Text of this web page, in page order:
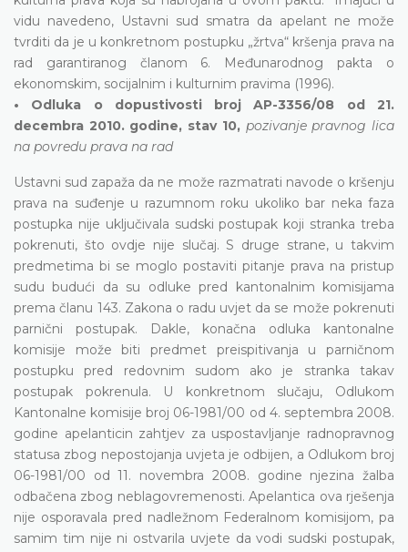
vidu navedeno, Ustavni sud smatra da apelant ne može
tvrditi da je u konkretnom postupku „žrtva“ kršenja prava na
rad garantiranog članom 6. Međunarodnog pakta o
ekonomskim, socijalnim i kulturnim pravima (1996).
• Odluka o dopustivosti broj AP-3356/08 od 21.
decembra 2010. godine, stav 10, pozivanje pravnog lica
na povredu prava na rad
Ustavni sud zapaža da ne može razmatrati navode o kršenju
prava na suđenje u razumnom roku ukoliko bar neka faza
postupka nije uključivala sudski postupak koji stranka treba
pokrenuti, što ovdje nije slučaj. S druge strane, u takvim
predmetima bi se moglo postaviti pitanje prava na pristup
sudu budući da su odluke pred kantonalnim komisijama
prema članu 143. Zakona o radu uvjet da se može pokrenuti
parnični postupak. Dakle, konačna odluka kantonalne
komisije može biti predmet preispitivanja u parničnom
postupku pred redovnim sudom ako je stranka takav
postupak pokrenula. U konkretnom slučaju, Odlukom
Kantonalne komisije broj 06-1981/00 od 4. septembra 2008.
godine apelanticin zahtjev za uspostavljanje radnopravnog
statusa zbog nepostojanja uvjeta je odbijen, a Odlukom broj
06-1981/00 od 11. novembra 2008. godine njezina žalba
odbačena zbog neblagovremenosti. Apelantica ova rješenja
nije osporavala pred nadležnom Federalnom komisijom, pa
samim tim nije ni ostvarila uvjete da vodi sudski postupak,